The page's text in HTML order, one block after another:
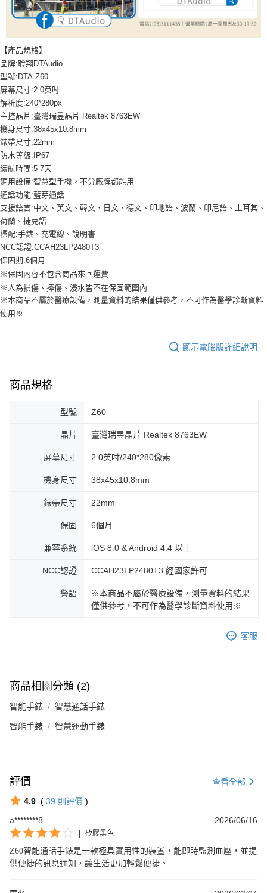
【產品規格】
品牌:聆翔DTAudio
型號:DTA-Z60
屏幕尺寸:2.0英吋
解析度:240*280px
主控晶片:臺灣瑞昱晶片 Realtek 8763EW
機身尺寸:38x45x10.8mm
錶帶尺寸:22mm
防水等級:IP67
續航時間:5-7天
適用設備:智慧型手機，不分廠牌都能用
通話功能:藍芽通話
支援語言:中文、英文、韓文、日文、德文、印地語、波蘭、印尼語、土耳其、
荷蘭、捷克語
標配:手錶、充電線、說明書
NCC認證:CCAH23LP2480T3
保固期:6個月
※保固內容不包含商品來回運費
※人為損傷、摔傷、浸水皆不在保固範圍內
※本商品不屬於醫療設備，測量資料的結果僅供參考，不可作為醫學診斷資料
使用※
顯示電腦版詳細說明
商品規格
型號 Z60
晶片 臺灣瑞昱晶片 Realtek 8763EW
屏幕尺寸 2.0英吋/240*280像素
機身尺寸 38x45x10.8mm
錶帶尺寸 22mm
保固 6個月
兼容系統 iOS 8.0 & Android 4.4 以上
NCC認證 CCAH23LP2480T3 經國家許可
警語
※本商品不屬於醫療設備，測量資料的結果
僅供參考，不可作為醫學診斷資料使用※
客服
商品相關分類 (2)
智能手錶 智慧通話手錶
智能手錶 智慧運動手錶
評價 查看全部
4.9 ( 39 則評價 )
a********8
2026/06/16
矽膠黑色
Z60智能通話手錶是一款極具實用性的裝置，能即時監測血壓，並提
供便捷的訊息通知，讓生活更加輕鬆便捷。